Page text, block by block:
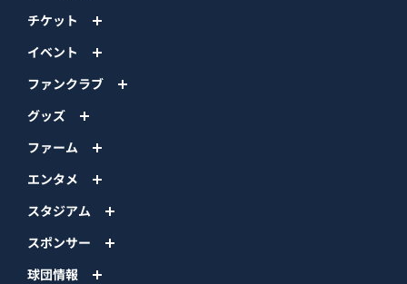
チケット
イベント
ファンクラブ
グッズ
ファーム
エンタメ
スタジアム
スポンサー
球団情報